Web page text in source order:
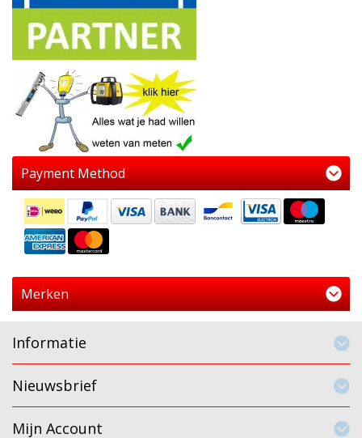
Payment Method
Merken
Informatie
Nieuwsbrief
Mijn Account